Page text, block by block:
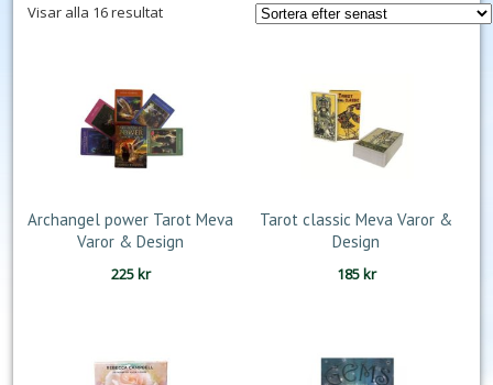
Visar alla 16 resultatSortera
Archangel power Tarot Meva
Varor & Design
225 kr
Tarot classic Meva Varor &
Design
185 kr